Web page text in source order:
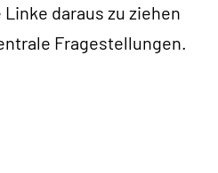
daraus zu ziehen
Fragestellungen.